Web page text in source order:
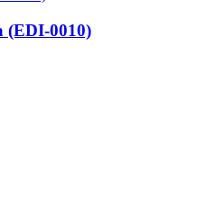
(EDI-0010)